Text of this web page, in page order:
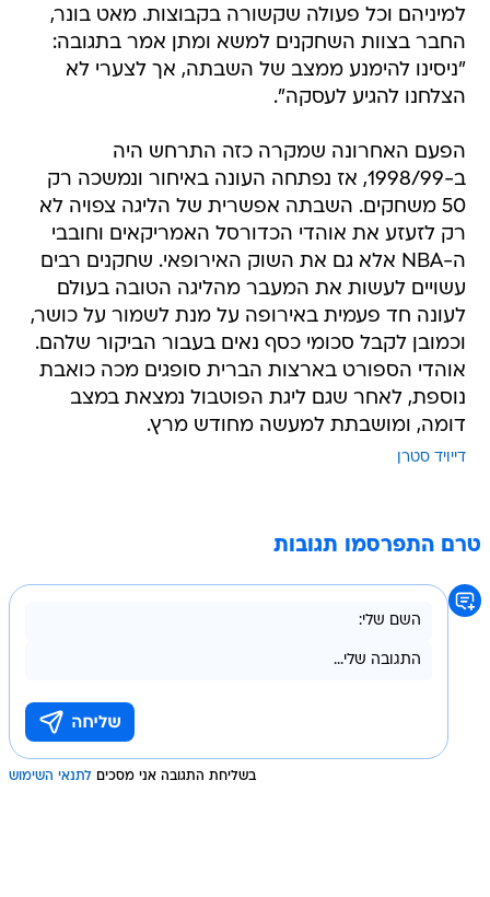
למיניהם וכל פעולה שקשורה בקבוצות. מאט בונר,
החבר בצוות השחקנים למשא ומתן אמר בתגובה:
"ניסינו להימנע ממצב של השבתה, אך לצערי לא
הצלחנו להגיע לעסקה".
הפעם האחרונה שמקרה כזה התרחש היה
ב-1998/99, אז נפתחה העונה באיחור ונמשכה רק
50 משחקים. השבתה אפשרית של הליגה צפויה לא
רק לזעזע את אוהדי הכדורסל האמריקאים וחובבי
ה-NBA אלא גם את השוק האירופאי. שחקנים רבים
עשויים לעשות את המעבר מהליגה הטובה בעולם
לעונה חד פעמית באירופה על מנת לשמור על כושר,
וכמובן לקבל סכומי כסף נאים בעבור הביקור שלהם.
אוהדי הספורט בארצות הברית סופגים מכה כואבת
נוספת, לאחר שגם ליגת הפוטבול נמצאת במצב
דומה, ומושבתת למעשה מחודש מרץ.
דייויד סטרן
טרם התפרסמו תגובות
בשליחת התגובה אני מסכים לתנאי השימוש